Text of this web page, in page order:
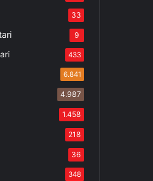
33
9
433
6.841
4.987
1.458
218
36
348